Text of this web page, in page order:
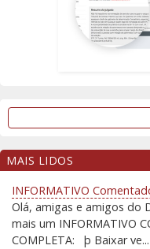
MAIS LIDOS
INFORMATIVO
Olá, amigas e amigos do
mais um INFORMATIVO
COMPLETA: þ Baixar ve...